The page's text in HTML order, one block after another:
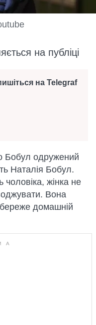
на публіці
на Telegraf
Бобул одружений
Наталія Бобул.
жінка не
Вона
домашній